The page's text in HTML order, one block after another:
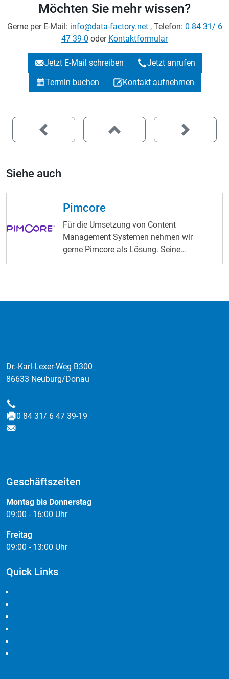
Möchten Sie mehr wissen?
Gerne per E-Mail: info@data-factory.net , Telefon: 0 84 31/ 6
47 39-0 oder Kontaktformular
Jetzt E-Mail schreiben
Jetzt anrufen
Termin buchen
Kontakt aufnehmen
Siehe auch
Pimcore
Für die Umsetzung von Content
Management Systemen nehmen wir
gerne Pimcore als Lösung. Seine
Erweiterbarkeit und Integrierbarkeit kennt
Dr.-Karl-Lexer-Weg B300
86633 Neuburg/Donau
Telefon
Fax
0 84 31/ 6 47 39-19
E-Mail
Geschäftszeiten
Montag bis Donnerstag
09:00 - 16:00 Uhr
Freitag
09:00 - 13:00 Uhr
Quick Links